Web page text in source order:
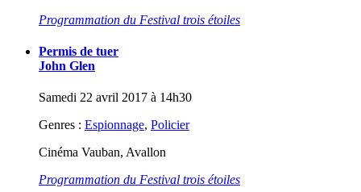
Programmation du Festival trois étoiles
Permis de tuer
John Glen
Samedi 22 avril 2017 à 14h30
Genres : Espionnage, Policier
Cinéma Vauban, Avallon
Programmation du Festival trois étoiles